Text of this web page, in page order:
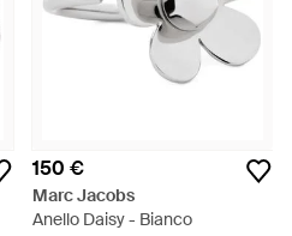
150 €
Marc Jacobs
Anello Daisy - Bianco